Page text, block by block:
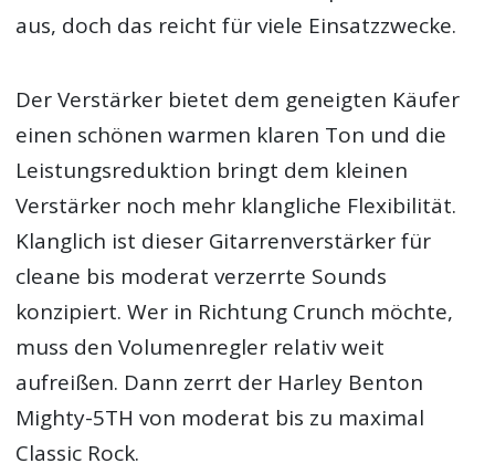
aus, doch das reicht für viele Einsatzzwecke.
Der Verstärker bietet dem geneigten Käufer
einen schönen warmen klaren Ton und die
Leistungsreduktion bringt dem kleinen
Verstärker noch mehr klangliche Flexibilität.
Klanglich ist dieser Gitarrenverstärker für
cleane bis moderat verzerrte Sounds
konzipiert. Wer in Richtung Crunch möchte,
muss den Volumenregler relativ weit
aufreißen. Dann zerrt der Harley Benton
Mighty-5TH von moderat bis zu maximal
Classic Rock.